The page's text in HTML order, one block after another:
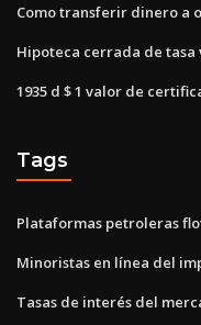
Como transferir dinero a
Hipoteca cerrada de tasa
1935 d $ 1 valor de
Tags
Plataformas petroleras
Minoristas en línea del
Tasas de interés del